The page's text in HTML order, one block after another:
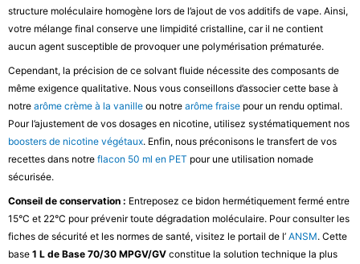
structure moléculaire homogène lors de l’ajout de vos additifs de vape. Ainsi,
votre mélange final conserve une limpidité cristalline, car il ne contient
aucun agent susceptible de provoquer une polymérisation prématurée.
Cependant, la précision de ce solvant fluide nécessite des composants de
même exigence qualitative. Nous vous conseillons d’associer cette base à
notre arôme crème à la vanille ou notre arôme fraise pour un rendu optimal.
Pour l’ajustement de vos dosages en nicotine, utilisez systématiquement nos
boosters de nicotine végétaux. Enfin, nous préconisons le transfert de vos
recettes dans notre flacon 50 ml en PET pour une utilisation nomade
sécurisée.
Conseil de conservation : Entreposez ce bidon hermétiquement fermé entre
15°C et 22°C pour prévenir toute dégradation moléculaire. Pour consulter les
fiches de sécurité et les normes de santé, visitez le portail de l’ ANSM. Cette
base 1 L de Base 70/30 MPGV/GV constitue la solution technique la plus